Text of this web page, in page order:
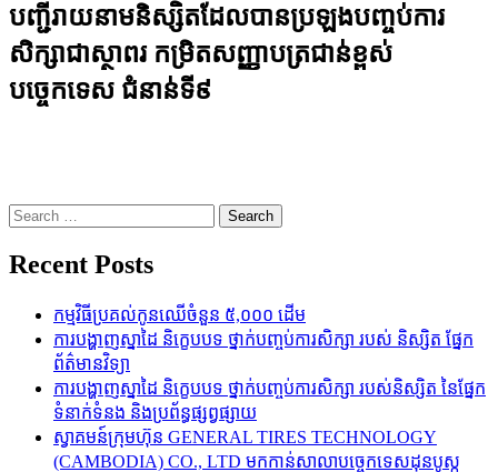
បញ្ជីរាយនាមនិស្សិតដែលបានប្រឡងបញ្ចប់ការ
សិក្សាជាស្ថាពរ កម្រិតសញ្ញាបត្រជាន់ខ្ពស់
បច្ចេកទេស ជំនាន់ទី៩
Search
for:
Recent Posts
កម្មវិធីប្រគល់កូនឈើចំនួន ៥,០០០ ដើម
ការបង្ហាញស្នាដៃ និក្ខេបបទ ថ្នាក់បញ្ចប់ការសិក្សា របស់ និស្សិត ផ្នែក
ព័ត៌មានវិទ្យា
ការបង្ហាញស្នាដៃ និក្ខេបបទ ថ្នាក់បញ្ចប់ការសិក្សា របស់និស្សិត នៃផ្នែក
ទំនាក់ទំនង និងប្រព័ន្ធផ្សព្វផ្សាយ
ស្វាគមន៍ក្រុមហ៊ុន GENERAL TIRES TECHNOLOGY
(CAMBODIA) CO., LTD មកកាន់សាលាបច្ចេកទេសដុនបូស្កូ